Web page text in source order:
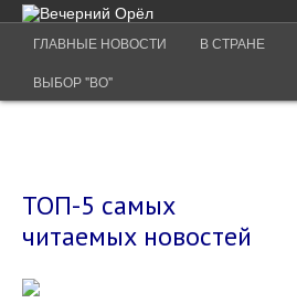
ГЛАВНЫЕ НОВОСТИ В СТРАНЕ
ВЫБОР "ВО"
ТОП-5 самых
читаемых новостей